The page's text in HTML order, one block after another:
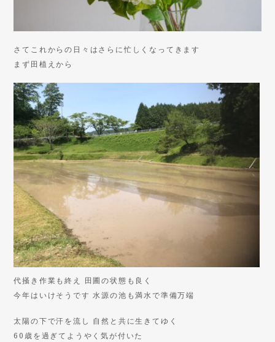
さてこれからの日々はさらに忙しくなってきます
まず田植えから
代掻き作業も終え 田圃の状態も良く
今年はいけそうです 水源の池も満水で準備万端
太陽の下で汗を流し 自然と共に生きてゆく
60歳を過ぎてようやく気が付いた